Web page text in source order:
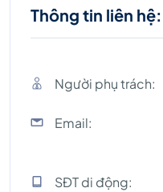
Thông tin liên hệ:
Người phụ trách:
Email:
SĐT di động: